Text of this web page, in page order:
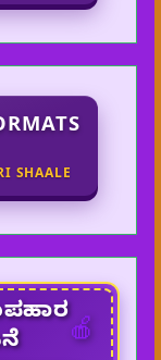
ನಮ್ಮ ಸರ್ಕಾರಿ
SHAALE
🍎